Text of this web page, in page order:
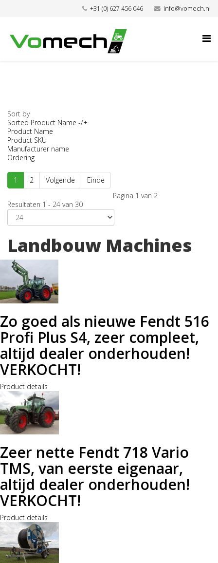
+31 (0) 627 456 046 info@vomech.nl
Sort by
Sorted Product Name -/+
Product Name
Product SKU
Manufacturer name
Ordering
1 2 Volgende
Einde
Pagina 1 van 2
Resultaten 1 - 24 van 30
Landbouw Machines
Zo goed als nieuwe Fendt 516
Profi Plus S4, zeer compleet,
altijd dealer onderhouden!
VERKOCHT!
Product details
Zeer nette Fendt 718 Vario
TMS, van eerste eigenaar,
altijd dealer onderhouden!
VERKOCHT!
Product details